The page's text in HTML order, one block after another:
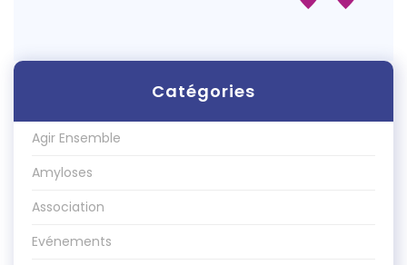
Catégories
Agir Ensemble
Amyloses
Association
Evénements